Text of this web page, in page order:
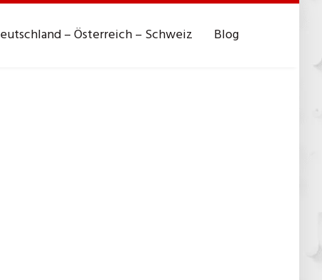
– Österreich – Schweiz Blog